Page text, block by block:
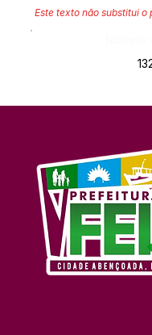
Este texto não substitui